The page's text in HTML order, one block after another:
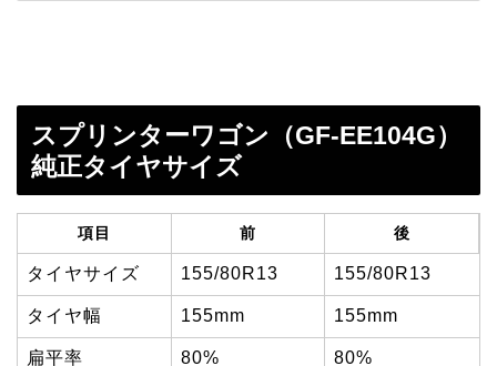
スプリンターワゴン（GF-EE104G）
純正タイヤサイズ
項目 前 後
タイヤサイズ 155/80R13 155/80R13
タイヤ幅 155mm 155mm
扁平率 80% 80%